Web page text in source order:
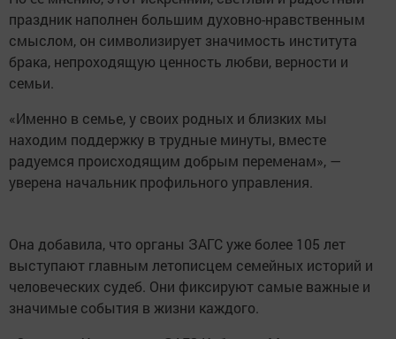
праздник наполнен большим духовно-нравственным
смыслом, он символизирует значимость института
брака, непроходящую ценность любви, верности и
семьи.
«Именно в семье, у своих родных и близких мы
находим поддержку в трудные минуты, вместе
радуемся происходящим добрым переменам», —
уверена начальник профильного управления.
Она добавила, что органы ЗАГС уже более 105 лет
выступают главным летописцем семейных историй и
человеческих судеб. Они фиксируют самые важные и
значимые события в жизни каждого.